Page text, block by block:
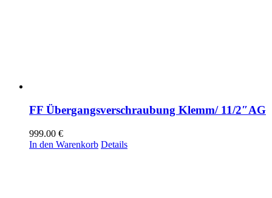
FF Übergangsverschraubung Klemm/ 11/2″AG
999.00 €
In den Warenkorb Details